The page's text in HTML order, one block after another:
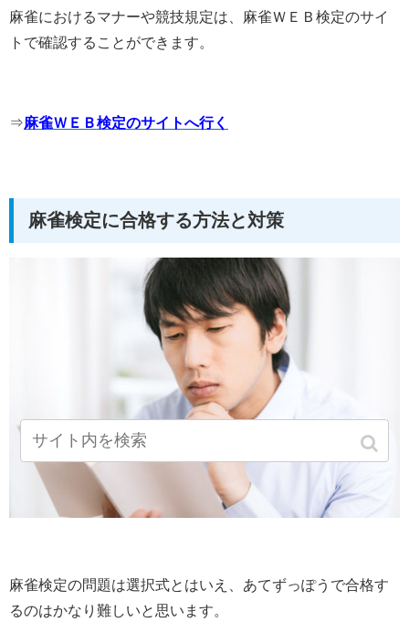
麻雀におけるマナーや競技規定は、麻雀ＷＥＢ検定のサイ
トで確認することができます。
⇒麻雀ＷＥＢ検定のサイトへ行く
麻雀検定に合格する方法と対策
麻雀検定の問題は選択式とはいえ、あてずっぽうで合格す
るのはかなり難しいと思います。